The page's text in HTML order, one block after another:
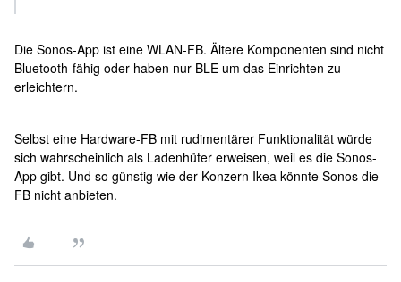
Die Sonos-App ist eine WLAN-FB. Ältere Komponenten sind nicht
Bluetooth-fähig oder haben nur BLE um das Einrichten zu
erleichtern.
Selbst eine Hardware-FB mit rudimentärer Funktionalität würde
sich wahrscheinlich als Ladenhüter erweisen, weil es die Sonos-
App gibt. Und so günstig wie der Konzern Ikea könnte Sonos die
FB nicht anbieten.